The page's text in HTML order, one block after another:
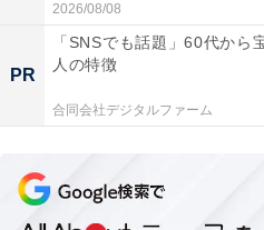
2026/08/08
PR
「SNSでも話題」60代から
人の特徴
合同会社デジタルファーム